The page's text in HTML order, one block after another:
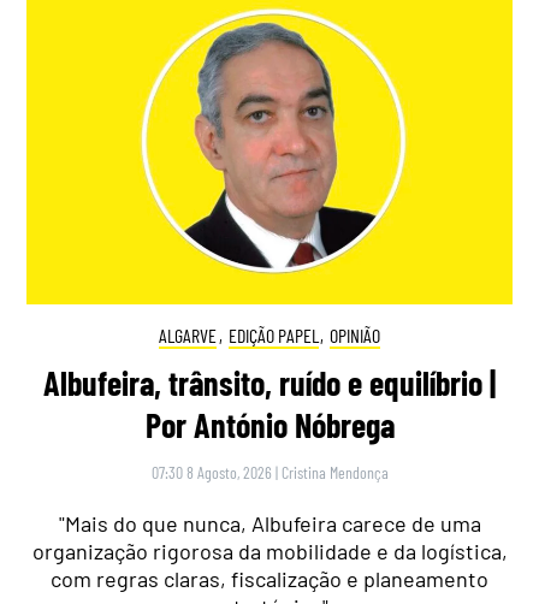
ALGARVE, EDIÇÃO PAPEL , OPINIÃO
Albufeira, trânsito, ruído e equilíbrio |
Por António Nóbrega
07:30 8 Agosto, 2026 | Cristina Mendonça
"Mais do que nunca, Albufeira carece de uma
organização rigorosa da mobilidade e da logística,
com regras claras, fiscalização e planeamento